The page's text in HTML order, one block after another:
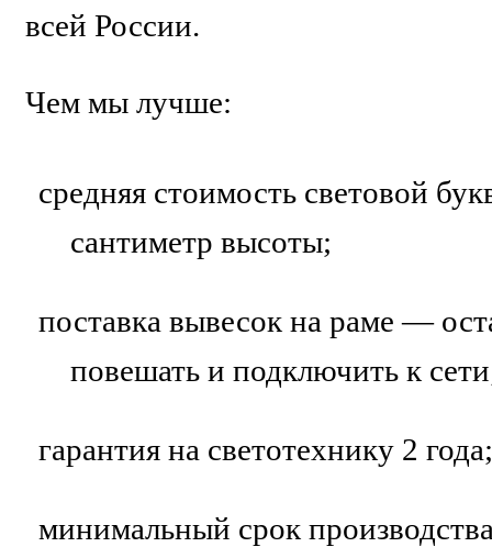
всей России.
Чем мы лучше:
средняя стоимость световой
сантиметр высоты;
поставка вывесок на раме —
повешать и подключить к
гарантия на светотехнику 2 года;
минимальный срок